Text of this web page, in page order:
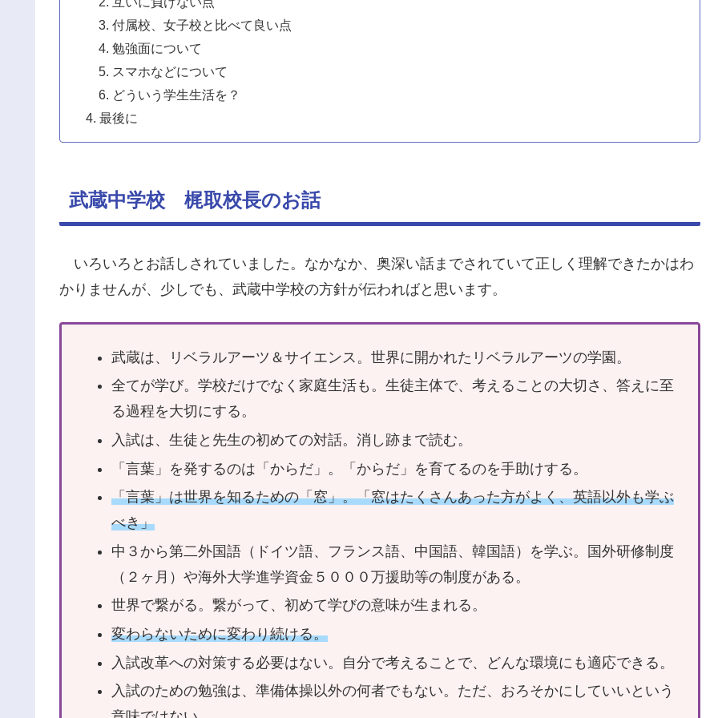
付属校、女子校と比べて良い点
勉強面について
スマホなどについて
どういう学生生活を？
最後に
武蔵中学校 梶取校長のお話
いろいろとお話しされていました。なかなか、奥深い話までされていて正しく理解できたかはわ
かりませんが、少しでも、武蔵中学校の方針が伝わればと思います。
武蔵は、リベラルアーツ＆サイエンス。世界に開かれたリベラルアーツの学園。
全てが学び。学校だけでなく家庭生活も。生徒主体で、考えることの大切さ、答えに至
る過程を大切にする。
入試は、生徒と先生の初めての対話。消し跡まで読む。
「言葉」を発するのは「からだ」。「からだ」を育てるのを手助けする。
「言葉」は世界を知るための「窓」。「窓はたくさんあった方がよく、英語以外も学ぶ
べき」
中３から第二外国語（ドイツ語、フランス語、中国語、韓国語）を学ぶ。国外研修制度
（２ヶ月）や海外大学進学資金５０００万援助等の制度がある。
世界で繋がる。繋がって、初めて学びの意味が生まれる。
変わらないために変わり続ける。
入試改革への対策する必要はない。自分で考えることで、どんな環境にも適応できる。
入試のための勉強は、準備体操以外の何者でもない。ただ、おろそかにしていいという